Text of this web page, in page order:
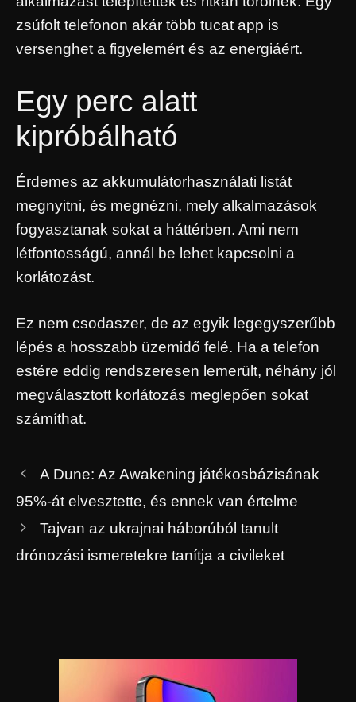
zsúfolt telefonon akár több tucat app is
versenghet a figyelemért és az energiáért.
Egy perc alatt
kipróbálható
Érdemes az akkumulátorhasználati listát
megnyitni, és megnézni, mely alkalmazások
fogyasztanak sokat a háttérben. Ami nem
létfontosságú, annál be lehet kapcsolni a
korlátozást.
Ez nem csodaszer, de az egyik legegyszerűbb
lépés a hosszabb üzemidő felé. Ha a telefon
estére eddig rendszeresen lemerült, néhány jól
megválasztott korlátozás meglepően sokat
számíthat.
A Dune: Az Awakening játékosbázisának
95%-át elvesztette, és ennek van értelme
Tajvan az ukrajnai háborúból tanult
drónozási ismeretekre tanítja a civileket